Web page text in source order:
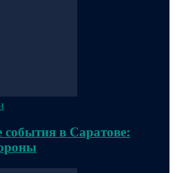
в Саратове: